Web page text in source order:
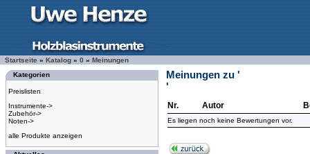
Startseite » Katalog » 0 » Meinungen
Kategorien
Preislisten
Instrumente->
Zubehör->
Noten->
alle Produkte anzeigen
Meinungen zu '
'
Nr. Autor
Es liegen noch keine Bewertungen vor.